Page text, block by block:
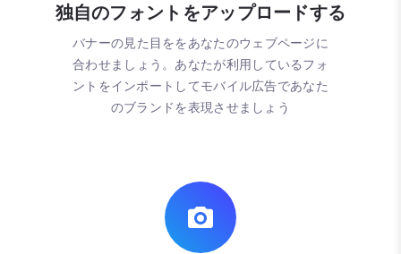
独自のフォントをアップロードする
バナーの見た目ををあなたのウェブページに
合わせましょう。あなたが利用しているフォ
ントをインポートしてモバイル広告であなた
のブランドを表現させましょう